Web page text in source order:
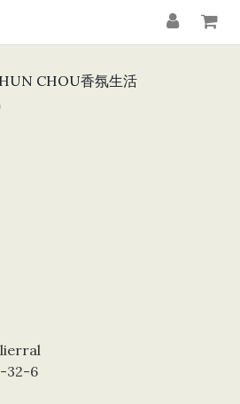
CHOU香氛生活
32-6